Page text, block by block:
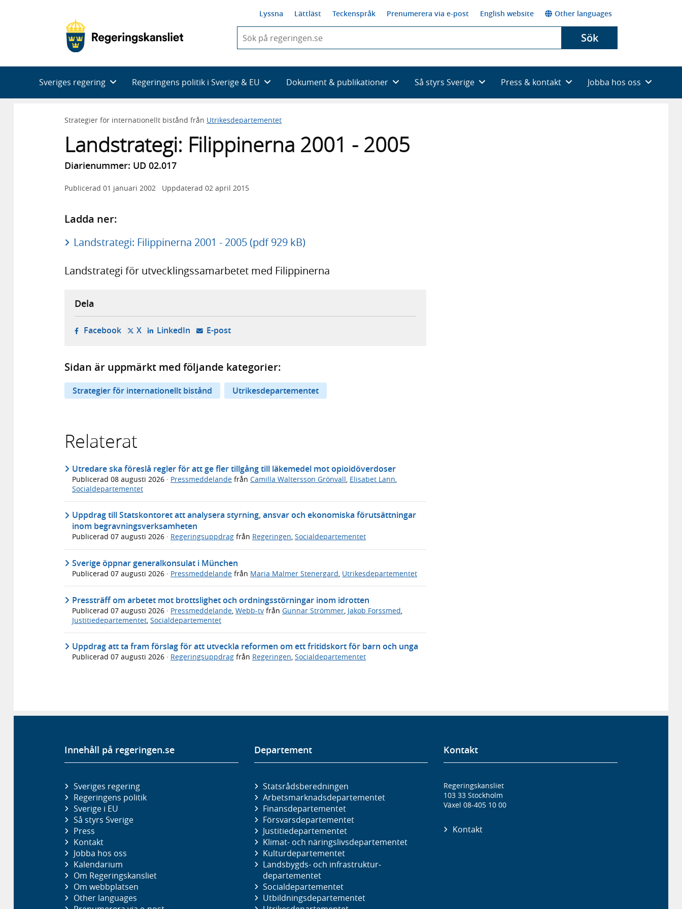
Lyssna Lättläst Teckenspråk Prenumerera via e-post English website Other languages
du
skriva
framträder
en
med
Sök
Sveriges regering Regeringens politik i Sverige & EU Dokument & publikationer Så styrs Sverige Press & kontakt Jobba hos oss
Strategier för internationellt bistånd från Utrikesdepartementet
Landstrategi: Filippinerna 2001 - 2005
Diarienummer: UD 02.017
Publicerad 01 januari 2002 Uppdaterad 02 april 2015
Ladda ner:
Landstrategi: Filippinerna 2001 - 2005 (pdf 929 kB)
Landstrategi för utvecklingssamarbetet med Filippinerna
Dela
Facebook- öppnas i ny flik, extern webbplats,
X- öppnas i ny flik, extern webbplats,
LinkedIn- öppnas i ny flik, extern webbplats,
E-post- öppnar din e-postklient,
Sidan är uppmärkt med följande kategorier:
Strategier för internationellt bistånd Utrikesdepartementet
Relaterat
Utredare ska föreslå regler för att ge fler tillgång till läkemedel mot opioidöverdoser
Publicerad 08 augusti 2026 · Pressmeddelande från Camilla Waltersson Grönvall Elisabet Lann
Socialdepartementet
Uppdrag till Statskontoret att analysera styrning, ansvar och ekonomiska förutsättningar
inom begravningsverksamheten
Publicerad 07 augusti 2026 · Regeringsuppdrag från Regeringen, Socialdepartementet
Sverige öppnar generalkonsulat i München
Publicerad 07 augusti 2026 · Pressmeddelande från Maria Malmer Stenergard, Utrikesdepartementet
Pressträff om arbetet mot brottslighet och ordningsstörningar inom idrotten
Publicerad 07 augusti 2026 · Pressmeddelande Webb-tv från Gunnar Strömmer Jakob Forssmed
Justitiedepartementet Socialdepartementet
Uppdrag att ta fram förslag för att utveckla reformen om ett fritidskort för barn och unga
Publicerad 07 augusti 2026 · Regeringsuppdrag från Regeringen, Socialdepartementet
Innehåll på regeringen.se
Sveriges regering
Regeringens politik
Sverige i EU
Så styrs Sverige
Press
Kontakt
Jobba hos oss
Kalendarium
Om Regeringskansliet
Om webbplatsen
Other languages
Departement
Statsrådsberedningen
Arbetsmarknads­departementet
Finans­departementet
Försvars­departementet
Justitie­departementet
Klimat- och näringslivs­departementet
Kultur­departementet
Landsbygds- och infrastruktur­
departementet
Social­departementet
Utbildnings­departementet
Kontakt
Regeringskansliet
103 33 Stockholm
Växel 08-405 10 00
Kontakt